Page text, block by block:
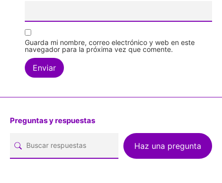
Guarda mi nombre, correo electrónico y web en este
navegador para la próxima vez que comente.
Preguntas y respuestas
Haz una pregunta